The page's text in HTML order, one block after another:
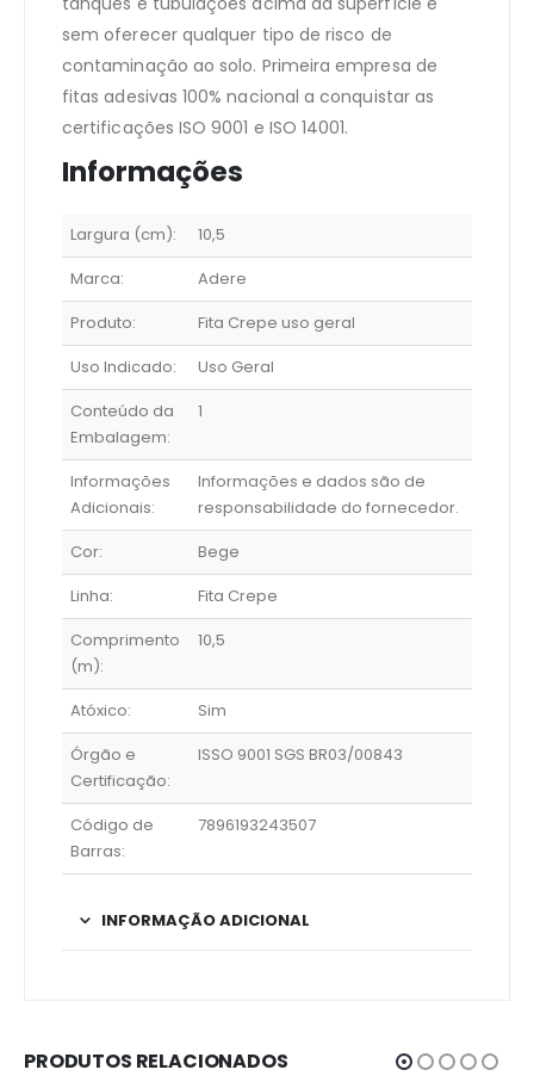
sem oferecer qualquer tipo de risco de
contaminação ao solo. Primeira empresa de
fitas adesivas 100% nacional a conquistar as
certificações ISO 9001 e ISO 14001.
Informações
Largura (cm):
10,5
Marca:
Adere
Produto:
Fita Crepe uso geral
Uso Indicado:
Uso Geral
Conteúdo da
Embalagem:
1
Informações
Adicionais:
Informações e dados são de
responsabilidade do fornecedor.
Cor:
Bege
Linha:
Fita Crepe
Comprimento
(m):
10,5
Atóxico:
Sim
Órgão e
Certificação:
ISSO 9001 SGS BR03/00843
Código de
Barras:
7896193243507
INFORMAÇÃO ADICIONAL
PRODUTOS RELACIONADOS